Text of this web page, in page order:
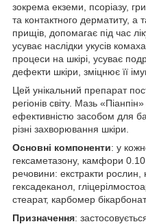
зокрема екземи, псоріазу,
та контактного дерматиту, а
прищів, допомагає під час
усуває наслідки укусів
процеси на шкірі, усуває
дефекти шкіри, зміцнює її
Цей унікальний препарат
регіонів світу. Мазь
ефективністю засобом для
різні захворювання шкіри.
Основні компоненти: у
гексаметазону, камфори
речовини: екстракти рослин,
гексадеканол,
стеарат, карбомер
Призначення: